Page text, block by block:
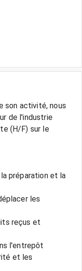
son activité, nous
de l'industrie
(H/F) sur le
préparation et la
les
reçus et
l'entrepôt
et les